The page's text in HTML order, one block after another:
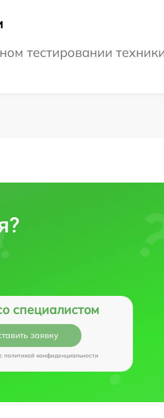
тестировании
специалистом
заявку
политикой конфиденциальности